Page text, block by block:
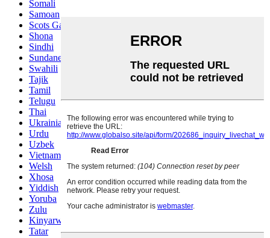
Somali
Samoan
Scots Gaelic
Shona
Sindhi
Sundanese
Swahili
Tajik
Tamil
Telugu
Thai
Ukrainian
Urdu
Uzbek
Vietnamese
Welsh
Xhosa
Yiddish
Yoruba
Zulu
Kinyarwanda
Tatar